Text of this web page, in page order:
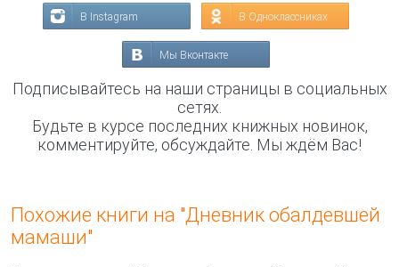
В Instagram В Одноклассниках
Мы Вконтакте
Подписывайтесь на наши страницы в социальных
сетях.
Будьте в курсе последних книжных новинок,
комментируйте, обсуждайте. Мы ждём Вас!
Похожие книги на "Дневник обалдевшей
мамаши"